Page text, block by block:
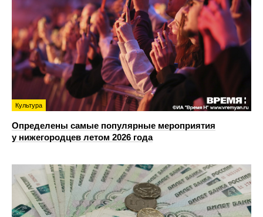
Культура
Определены самые популярные мероприятия
у нижегородцев летом 2026 года